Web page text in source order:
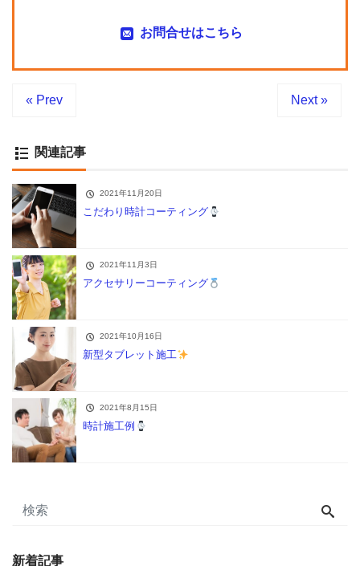
お問合せはこちら
« Prev Next »
関連記事
2021年11月20日
こだわり時計コーティング
2021年11月3日
アクセサリーコーティング
2021年10月16日
新型タブレット施工
2021年8月15日
時計施工例
新着記事